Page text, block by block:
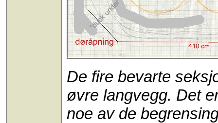
De fire bevarte
øvre langvegg. Det
noe av de